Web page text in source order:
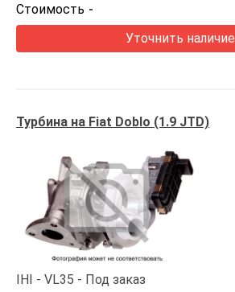
Стоимость -
Уточнить наличие
Турбина на Fiat Doblo (1.9 JTD)
IHI VL35 Под заказ